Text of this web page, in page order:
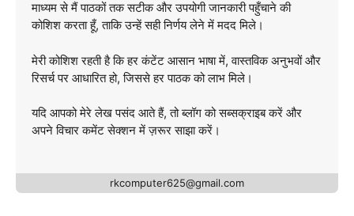
माध्यम से मैं पाठकों तक सटीक और उपयोगी जानकारी पहुँचाने की
कोशिश करता हूँ, ताकि उन्हें सही निर्णय लेने में मदद मिले।
मेरी कोशिश रहती है कि हर कंटेंट आसान भाषा में, वास्तविक अनुभवों और
रिसर्च पर आधारित हो, जिससे हर पाठक को लाभ मिले।
यदि आपको मेरे लेख पसंद आते हैं, तो ब्लॉग को सब्सक्राइब करें और
अपने विचार कमेंट सेक्शन में ज़रूर साझा करें।
rkcomputer625@gmail.com